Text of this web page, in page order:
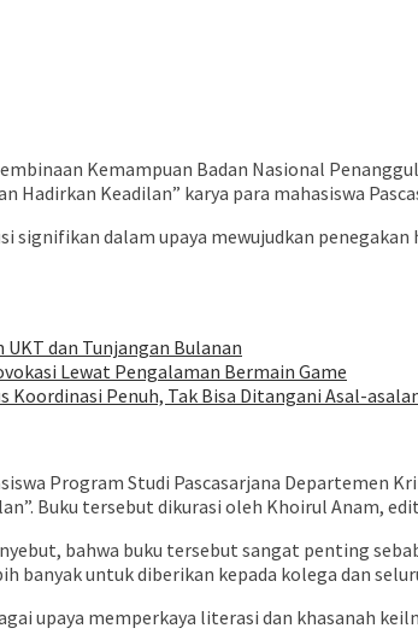
Kemampuan Badan Nasional
Keadilan” karya para mahasiswa
dalam upaya mewujudkan
dan Tunjangan Bulanan
Lewat Pengalaman Bermain Game
Koordinasi Penuh, Tak Bisa Ditangani Asal-
Program Studi Pascasarjana Departemen
Buku tersebut dikurasi oleh Khoirul Anam,
bahwa buku tersebut sangat penting
banyak untuk diberikan kepada kolega dan
upaya memperkaya literasi dan khasanah